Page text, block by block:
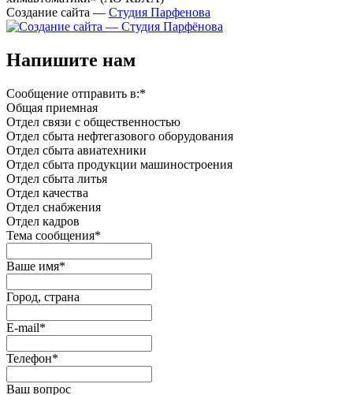
Создание сайта — Студия Парфенова
Напишите нам
Сообщение отправить в:*
Общая приемная
Отдел связи с общественностью
Oтдел сбыта нефтегазового оборудования
Отдел сбыта авиатехники
Отдел сбыта продукции машиностроения
Отдел сбыта литья
Отдел качества
Oтдел снабжения
Отдел кадров
Тема сообщения*
Ваше имя*
Город, страна
E-mail*
Телефон*
Ваш вопрос